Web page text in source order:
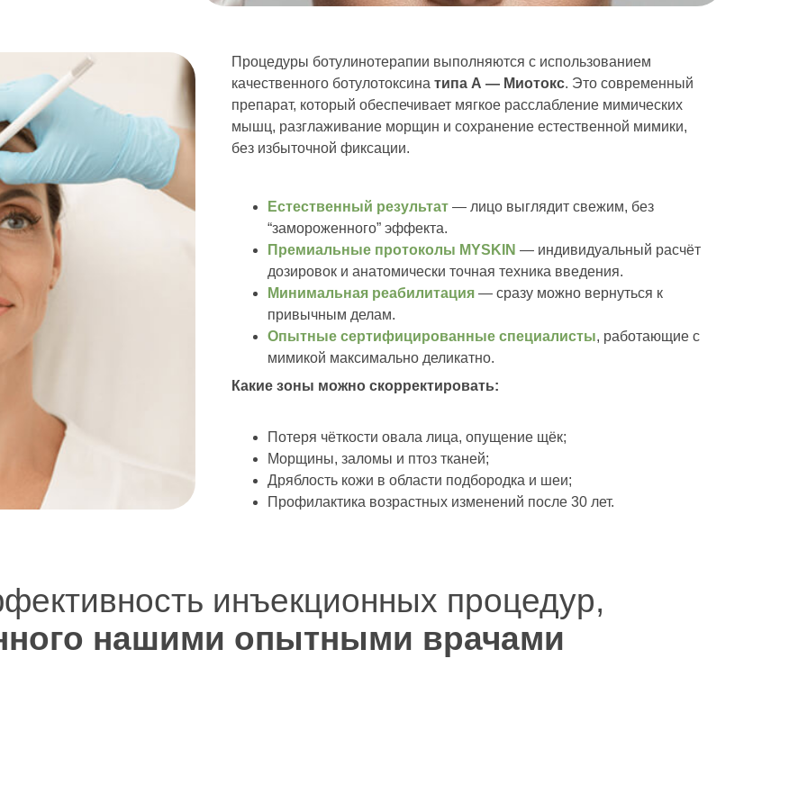
Какие зоны можно скорректировать:
Процедуры ботулинотерапии выполняются с использованием
качественного ботулотоксина типа А — Миотокс. Это современный
препарат, который обеспечивает мягкое расслабление мимических
мышц, разглаживание морщин и сохранение естественной мимики,
без избыточной фиксации.
Естественный результат — лицо выглядит свежим, без
“замороженного” эффекта.
Премиальные протоколы MYSKIN — индивидуальный расчёт
дозировок и анатомически точная техника введения.
Минимальная реабилитация — сразу можно вернуться к
привычным делам.
Опытные сертифицированные специалисты, работающие с
мимикой максимально деликатно.
Потеря чёткости овала лица, опущение щёк;
Морщины, заломы и птоз тканей;
Дряблость кожи в области подбородка и шеи;
Профилактика возрастных изменений после 30 лет.
инъекционных процедур,
нашими опытными врачами
инъекционных процедур,
нашими опытными врачами